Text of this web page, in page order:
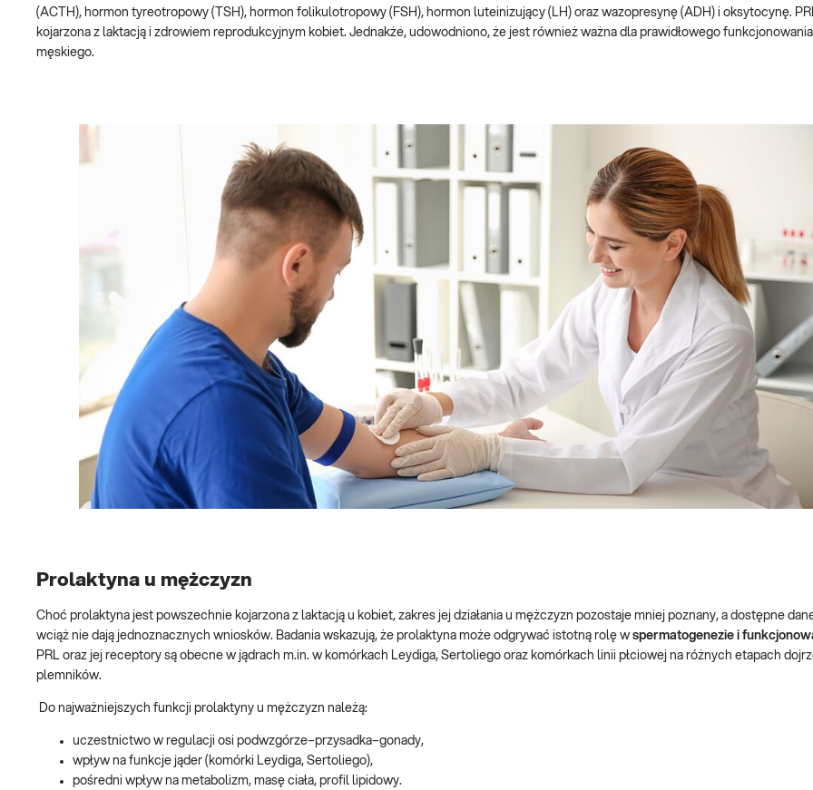
(ACTH), hormon tyreotropowy (TSH), hormon folikulotropowy (FSH), hormon luteinizujący (LH) oraz wazopresynę (ADH) i oksytocynę.
kojarzona z laktacją i zdrowiem reprodukcyjnym kobiet. Jednakże, udowodniono, że jest również ważna dla prawidłowego
męskiego.
Prolaktyna u mężczyzn
Choć prolaktyna jest powszechnie kojarzona z laktacją u kobiet, zakres jej działania u mężczyzn pozostaje mniej poznany, a dostępne
wciąż nie dają jednoznacznych wniosków. Badania wskazują, że prolaktyna może odgrywać istotną rolę w spermatogenezie i
PRL oraz jej receptory są obecne w jądrach m.in. w komórkach Leydiga, Sertoliego oraz komórkach linii płciowej na różnych etapach
plemników.
Do najważniejszych funkcji prolaktyny u mężczyzn należą:
uczestnictwo w regulacji osi podwzgórze–przysadka–gonady,
wpływ na funkcje jąder (komórki Leydiga, Sertoliego),
pośredni wpływ na metabolizm, masę ciała, profil lipidowy.